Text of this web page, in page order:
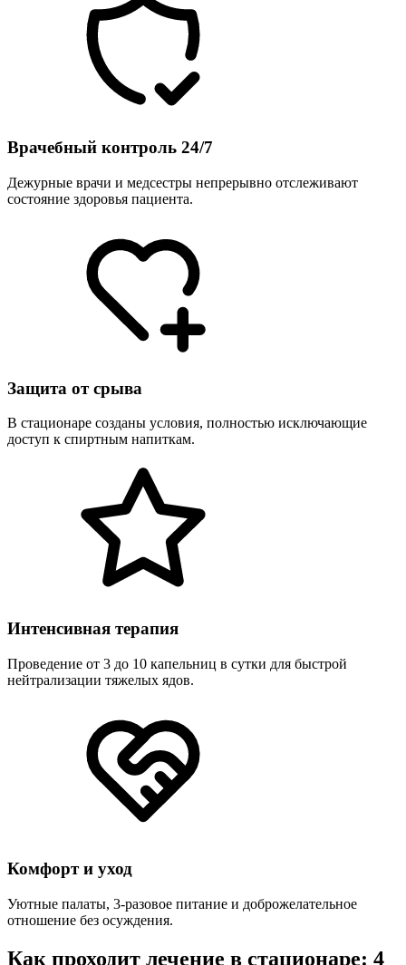
Врачебный контроль 24/7
Дежурные врачи и медсестры непрерывно отслеживают
состояние здоровья пациента.
Защита от срыва
В стационаре созданы условия, полностью исключающие
доступ к спиртным напиткам.
Интенсивная терапия
Проведение от 3 до 10 капельниц в сутки для быстрой
нейтрализации тяжелых ядов.
Комфорт и уход
Уютные палаты, 3-разовое питание и доброжелательное
отношение без осуждения.
Как проходит лечение в стационаре: 4